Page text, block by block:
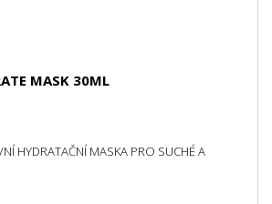
MASK 30ML
HYDRATAČNÍ MASKA PRO SUCHÉ A